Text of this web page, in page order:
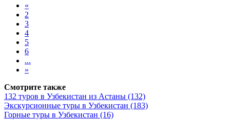
«
2
3
4
5
6
...
»
Смотрите также
132 туров в Узбекистан из Астаны (132)
Экскурсионные туры в Узбекистан (183)
Горные туры в Узбекистан (16)